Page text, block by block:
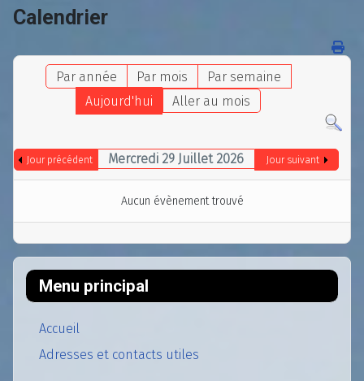
Calendrier
Par année Par mois
Par semaine
Aujourd'hui
Aller au mois
Jour précédent Mercredi 29 Juillet 2026 Jour suivant
Aucun évènement trouvé
Menu principal
Accueil
Adresses et contacts utiles